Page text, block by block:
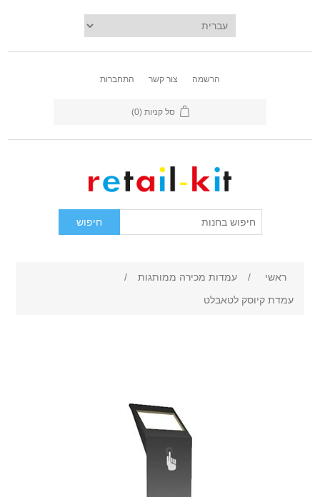
הרשמה צור קשר התחברות
סל קניות (0)
ראשי / עמדות מכירה ממותגות
/
עמדת קיוסק לטאבלט